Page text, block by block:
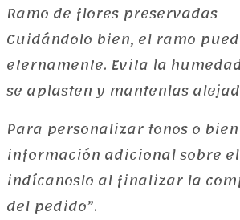
Ramo de flores preservadas
Cuidándolo bien, el ramo
eternamente. Evita la
se aplasten y mantenlas
Para personalizar tonos o
información adicional sobre
indícanoslo al finalizar la
del pedido”.